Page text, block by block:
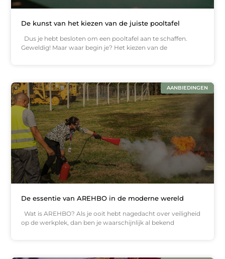
De kunst van het kiezen van de juiste pooltafel
Dus je hebt besloten om een pooltafel aan te schaffen.
Geweldig! Maar waar begin je? Het kiezen van de
AANBIEDINGEN
De essentie van AREHBO in de moderne wereld
Wat is AREHBO? Als je ooit hebt nagedacht over veiligheid
op de werkplek, dan ben je waarschijnlijk al bekend